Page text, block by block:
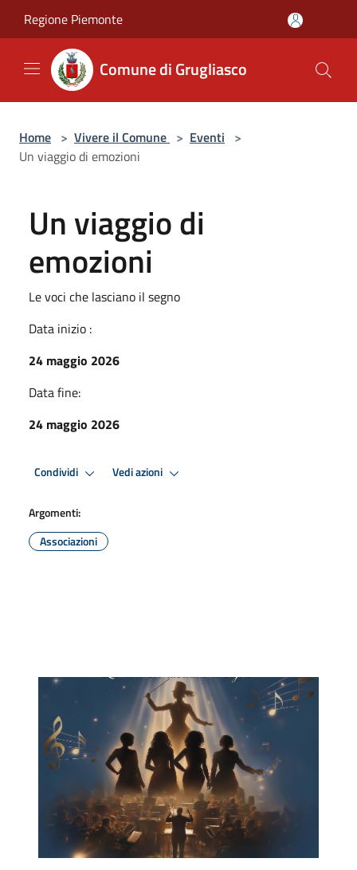
Regione Piemonte
Comune di Grugliasco
Home > Vivere il Comune > Eventi >
Un viaggio di emozioni
Un viaggio di
emozioni
Le voci che lasciano il segno
Data inizio :
24 maggio 2026
Data fine:
24 maggio 2026
Condividi Vedi azioni
Argomenti:
Associazioni